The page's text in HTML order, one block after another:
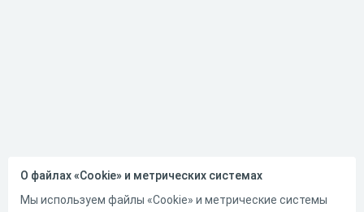
рекомендуем пройти
курс Excel Beginning35 - 45 - Вы
обладаете знаниями Excel
О файлах «Cookie» и метрических системах
Мы используем файлы «Cookie» и метрические системы